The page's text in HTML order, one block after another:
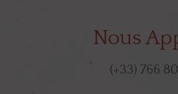
Nous
(+33) 766